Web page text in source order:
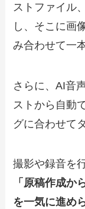
ストファイル
し、そこに画
み合わせて一
さらに、AI音
ストから自動
グに合わせて
撮影や録音を
「原稿作成か
を一気に進め